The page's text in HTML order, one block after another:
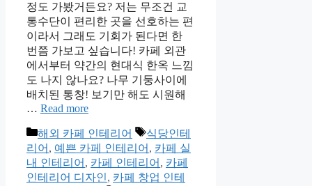
정도 가봤거든요? 저는 무조건 교
통수단이 편리한 곳을 선호하는 편
이라서 그래도 기회가 된다면 한
번쯤 가보고 싶습니다! 카페 외관
에서부터 약간의 현대식 한옥 느낌
도 나지 않나요? 나무 기둥사이에
배치된 통창! 보기만 해도 시원해
… Read more
Categories
해외 카페 인테리어 Tags
식당인테
리어 , 예쁜 카페 인테리어 , 카페 실
내 인테리어 , 카페 인테리어 , 카페
인테리어 디자인, 카페 창업 인테